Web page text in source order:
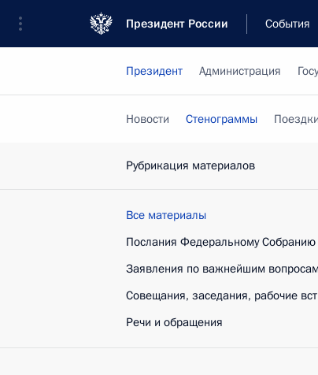
Президент России События
Президент Администрация
Новости Стенограммы Поездки
Рубрикация материалов
Все материалы
Послания Федеральному Собранию
Заявления по важнейшим вопросам
Совещания, заседания, рабочие
Речи и обращения